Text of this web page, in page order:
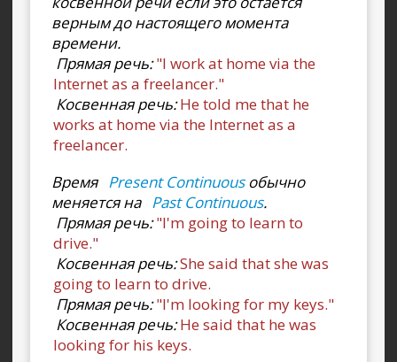
верным до настоящего момента
времени.
Прямая речь:"I work at home via the
Internet as a freelancer."
Косвенная речь:He told me that he
works at home via the Internet as a
freelancer.
Время Present Continuousобычно
меняется на Past Continuous.
Прямая речь:"I'm going to learn to
drive."
Косвенная речь:She said that she was
going to learn to drive.
Прямая речь:"I'm looking for my keys."
Косвенная речь:He said that he was
looking for his keys.